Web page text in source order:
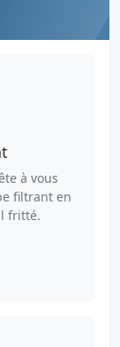
à vous
filtrant en
fritté.